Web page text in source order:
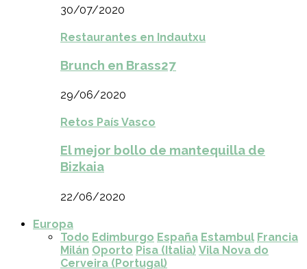
30/07/2020
Restaurantes en Indautxu
Brunch en Brass27
29/06/2020
Retos País Vasco
El mejor bollo de mantequilla de
Bizkaia
22/06/2020
Europa
Todo Edimburgo España Estambul Francia
Milán Oporto Pisa (Italia) Vila Nova do
Cerveira (Portugal)